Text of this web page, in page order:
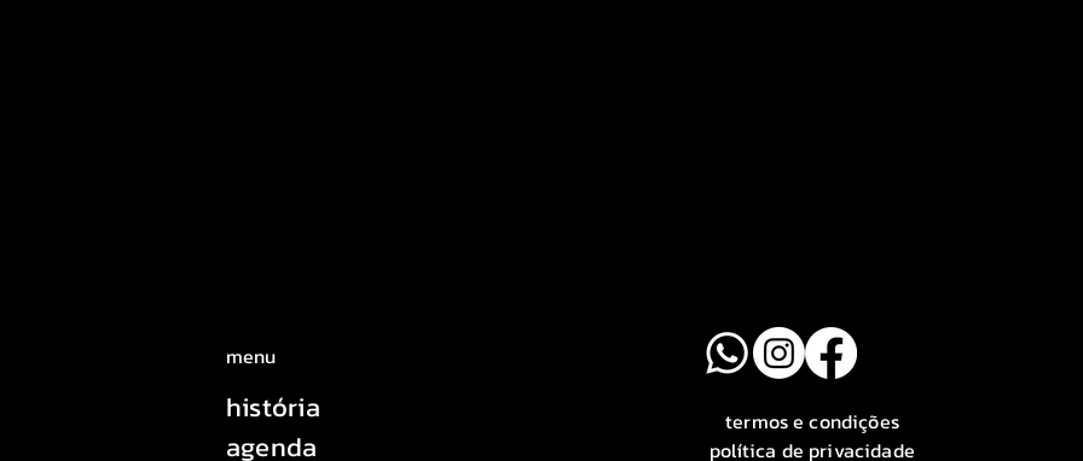
menu
história
agenda
termos e condições
política de privacidade